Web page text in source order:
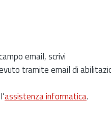
email, scrivi
tramite email di
assistenza informatica.